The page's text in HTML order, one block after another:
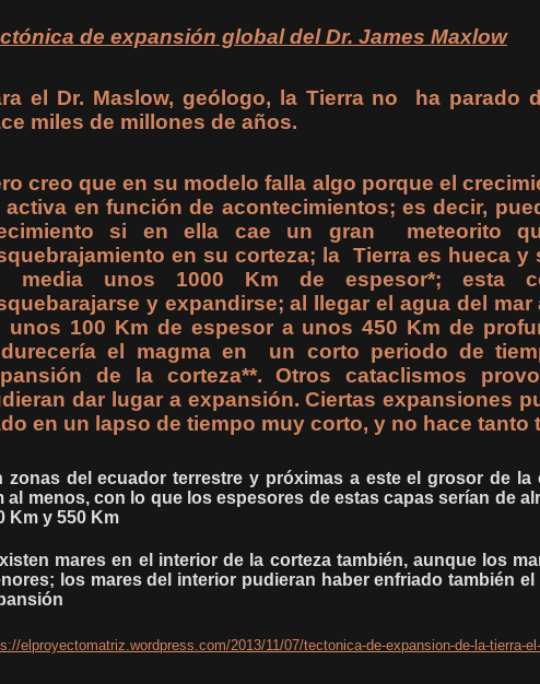
de expansión global del Dr. James Maxlow
el Dr. Maslow, geólogo, la Tierra no ha parado
miles de millones de años.
creo que en su modelo falla algo porque el
activa en función de acontecimientos; es decir,
si en ella cae un gran meteorito
en su corteza; la Tierra es hueca y
media unos 1000 Km de espesor*; esta
y expandirse; al llegar el agua del mar
unos 100 Km de espesor a unos 450 Km de
el magma en un corto periodo de
de la corteza**. Otros cataclismos
dar lugar a expansión. Ciertas expansiones
en un lapso de tiempo muy corto, y no hace tanto
zonas del ecuador terrestre y próximas a este el grosor de la
al menos, con lo que los espesores de estas capas serían de
Km y 550 Km
mares en el interior de la corteza también, aunque los
los mares del interior pudieran haber enfriado también el
elproyectomatriz.wordpress.com/2013/11/07/tectonica-de-expansion-de-la-tierra-